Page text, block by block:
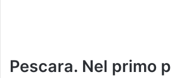
Pescara. Nel primo